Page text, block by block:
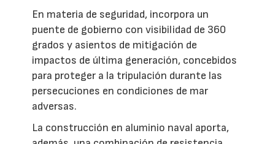
En materia de seguridad, incorpora un
puente de gobierno con visibilidad de 360
grados y asientos de mitigación de
impactos de última generación, concebidos
para proteger a la tripulación durante las
persecuciones en condiciones de mar
adversas.
La construcción en aluminio naval aporta,